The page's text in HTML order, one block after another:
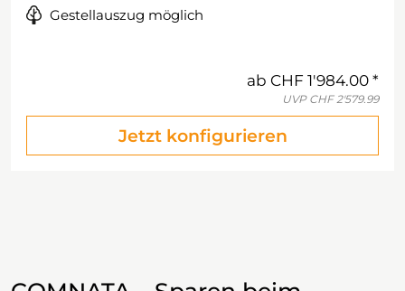
Gestellauszug möglich
ab CHF 1'984.00
UVP CHF 2'579.99
Jetzt konfigurieren